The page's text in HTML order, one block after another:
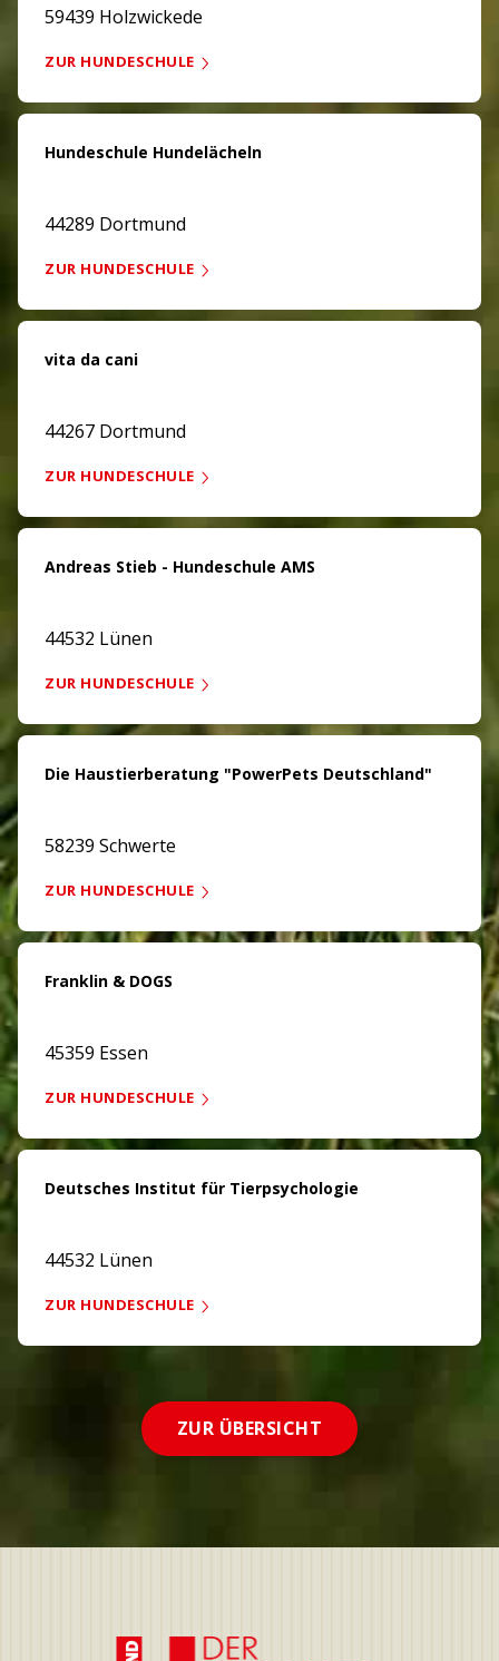
59439 Holzwickede
ZUR HUNDESCHULE
Hundeschule Hundelächeln
44289 Dortmund
ZUR HUNDESCHULE
vita da cani
44267 Dortmund
ZUR HUNDESCHULE
Andreas Stieb - Hundeschule AMS
44532 Lünen
ZUR HUNDESCHULE
Die Haustierberatung "PowerPets Deutschland"
58239 Schwerte
ZUR HUNDESCHULE
Franklin & DOGS
45359 Essen
ZUR HUNDESCHULE
Deutsches Institut für Tierpsychologie
44532 Lünen
ZUR HUNDESCHULE
ZUR ÜBERSICHT